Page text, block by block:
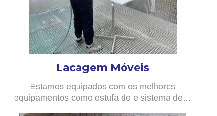
Lacagem Móveis
Estamos equipados com os melhores
equipamentos como estufa de e sistema de…